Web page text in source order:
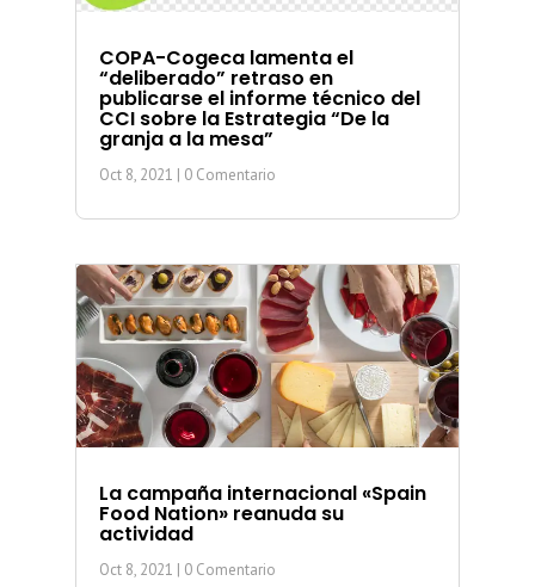
COPA-Cogeca lamenta el
“deliberado” retraso en
publicarse el informe técnico del
CCI sobre la Estrategia “De la
granja a la mesa”
Oct 8, 2021 | 0 Comentario
La campaña internacional «Spain
Food Nation» reanuda su
actividad
Oct 8, 2021 | 0 Comentario